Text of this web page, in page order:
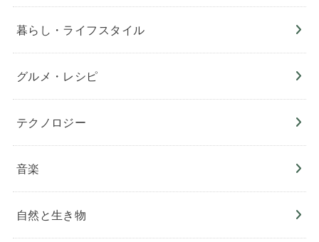
暮らし・ライフスタイル
グルメ・レシピ
テクノロジー
音楽
自然と生き物